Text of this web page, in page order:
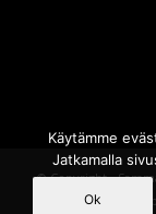
© Copyright -
Powered by
Käytämme
Jatkamalla
Ok